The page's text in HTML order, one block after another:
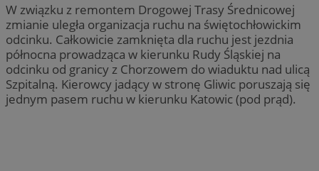
W związku z remontem Drogowej Trasy Średnicowej
zmianie uległa organizacja ruchu na świętochłowickim
odcinku. Całkowicie zamknięta dla ruchu jest jezdnia
północna prowadząca w kierunku Rudy Śląskiej na
odcinku od granicy z Chorzowem do wiaduktu nad ulicą
Szpitalną. Kierowcy jadący w stronę Gliwic poruszają się
jednym pasem ruchu w kierunku Katowic (pod prąd).